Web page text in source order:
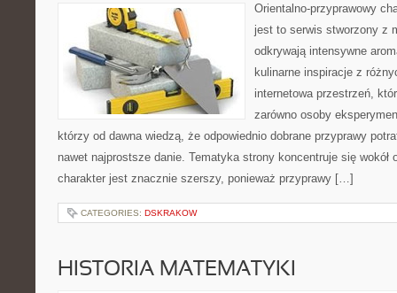
Orientalno-przyprawowy
jest to serwis stworzony z
odkrywają intensywne
kulinarne inspiracje z
internetowa przestrzeń,
zarówno osoby
którzy od dawna wiedzą, że odpowiednio dobrane przyprawy
nawet najprostsze danie. Tematyka strony koncentruje się wokół
charakter jest znacznie szerszy, ponieważ przyprawy […]
CATEGORIES: DSKRAKOW
HISTORIA MATEMATYKI